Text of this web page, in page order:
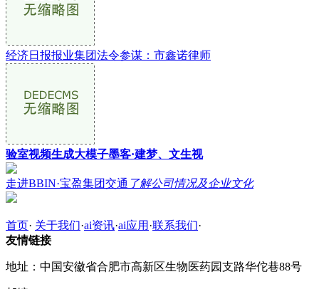
经济日报报业集团法令参谋：市鑫诺律师
验室视频生成大模子墨客·建梦、文生视
走进BBIN·宝盈集团交通 了解公司情况及企业文化
首页· 关于我们·ai资讯·ai应用 ·联系我们·
友情链接
地址：中国安徽省合肥市高新区生物医药园支路华佗巷88号